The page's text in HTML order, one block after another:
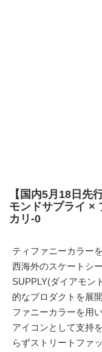
【国内5月18日先
モンドサプライ ×
カリ-0
ティファニーカラー
西海外のスケートシ
SUPPLY(ダイアモン
的なプロダクトを展
ファニーカラーを用
アイコンとして支持
らずストリートファ